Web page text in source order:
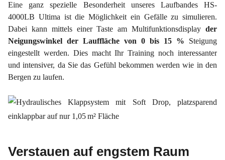
Eine ganz spezielle Besonderheit unseres Laufbandes HS-
4000LB Ultima ist die Möglichkeit ein Gefälle zu simulieren.
Dabei kann mittels einer Taste am Multifunktionsdisplay der
Neigungswinkel der Lauffläche von 0 bis 15 % Steigung
eingestellt werden. Dies macht Ihr Training noch interessanter
und intensiver, da Sie das Gefühl bekommen werden wie in den
Bergen zu laufen.
Verstauen auf engstem Raum